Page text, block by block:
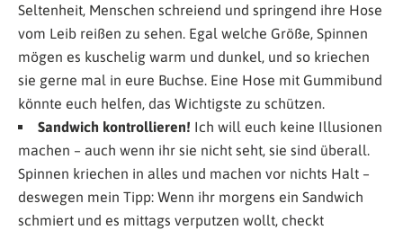
Seltenheit, Menschen schreiend und springend ihre Hose
vom Leib reißen zu sehen. Egal welche Größe, Spinnen
mögen es kuschelig warm und dunkel, und so kriechen
sie gerne mal in eure Buchse. Eine Hose mit Gummibund
könnte euch helfen, das Wichtigste zu schützen.
Sandwich kontrollieren! Ich will euch keine Illusionen
machen – auch wenn ihr sie nicht seht, sie sind überall.
Spinnen kriechen in alles und machen vor nichts Halt –
deswegen mein Tipp: Wenn ihr morgens ein Sandwich
schmiert und es mittags verputzen wollt, checkt